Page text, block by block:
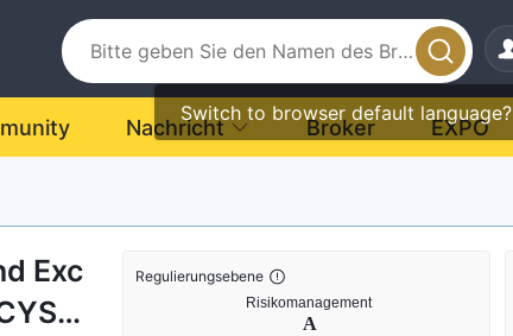
Switch to browser default language?
Nachricht Broker EXPO
Exc
Regulierungsebene